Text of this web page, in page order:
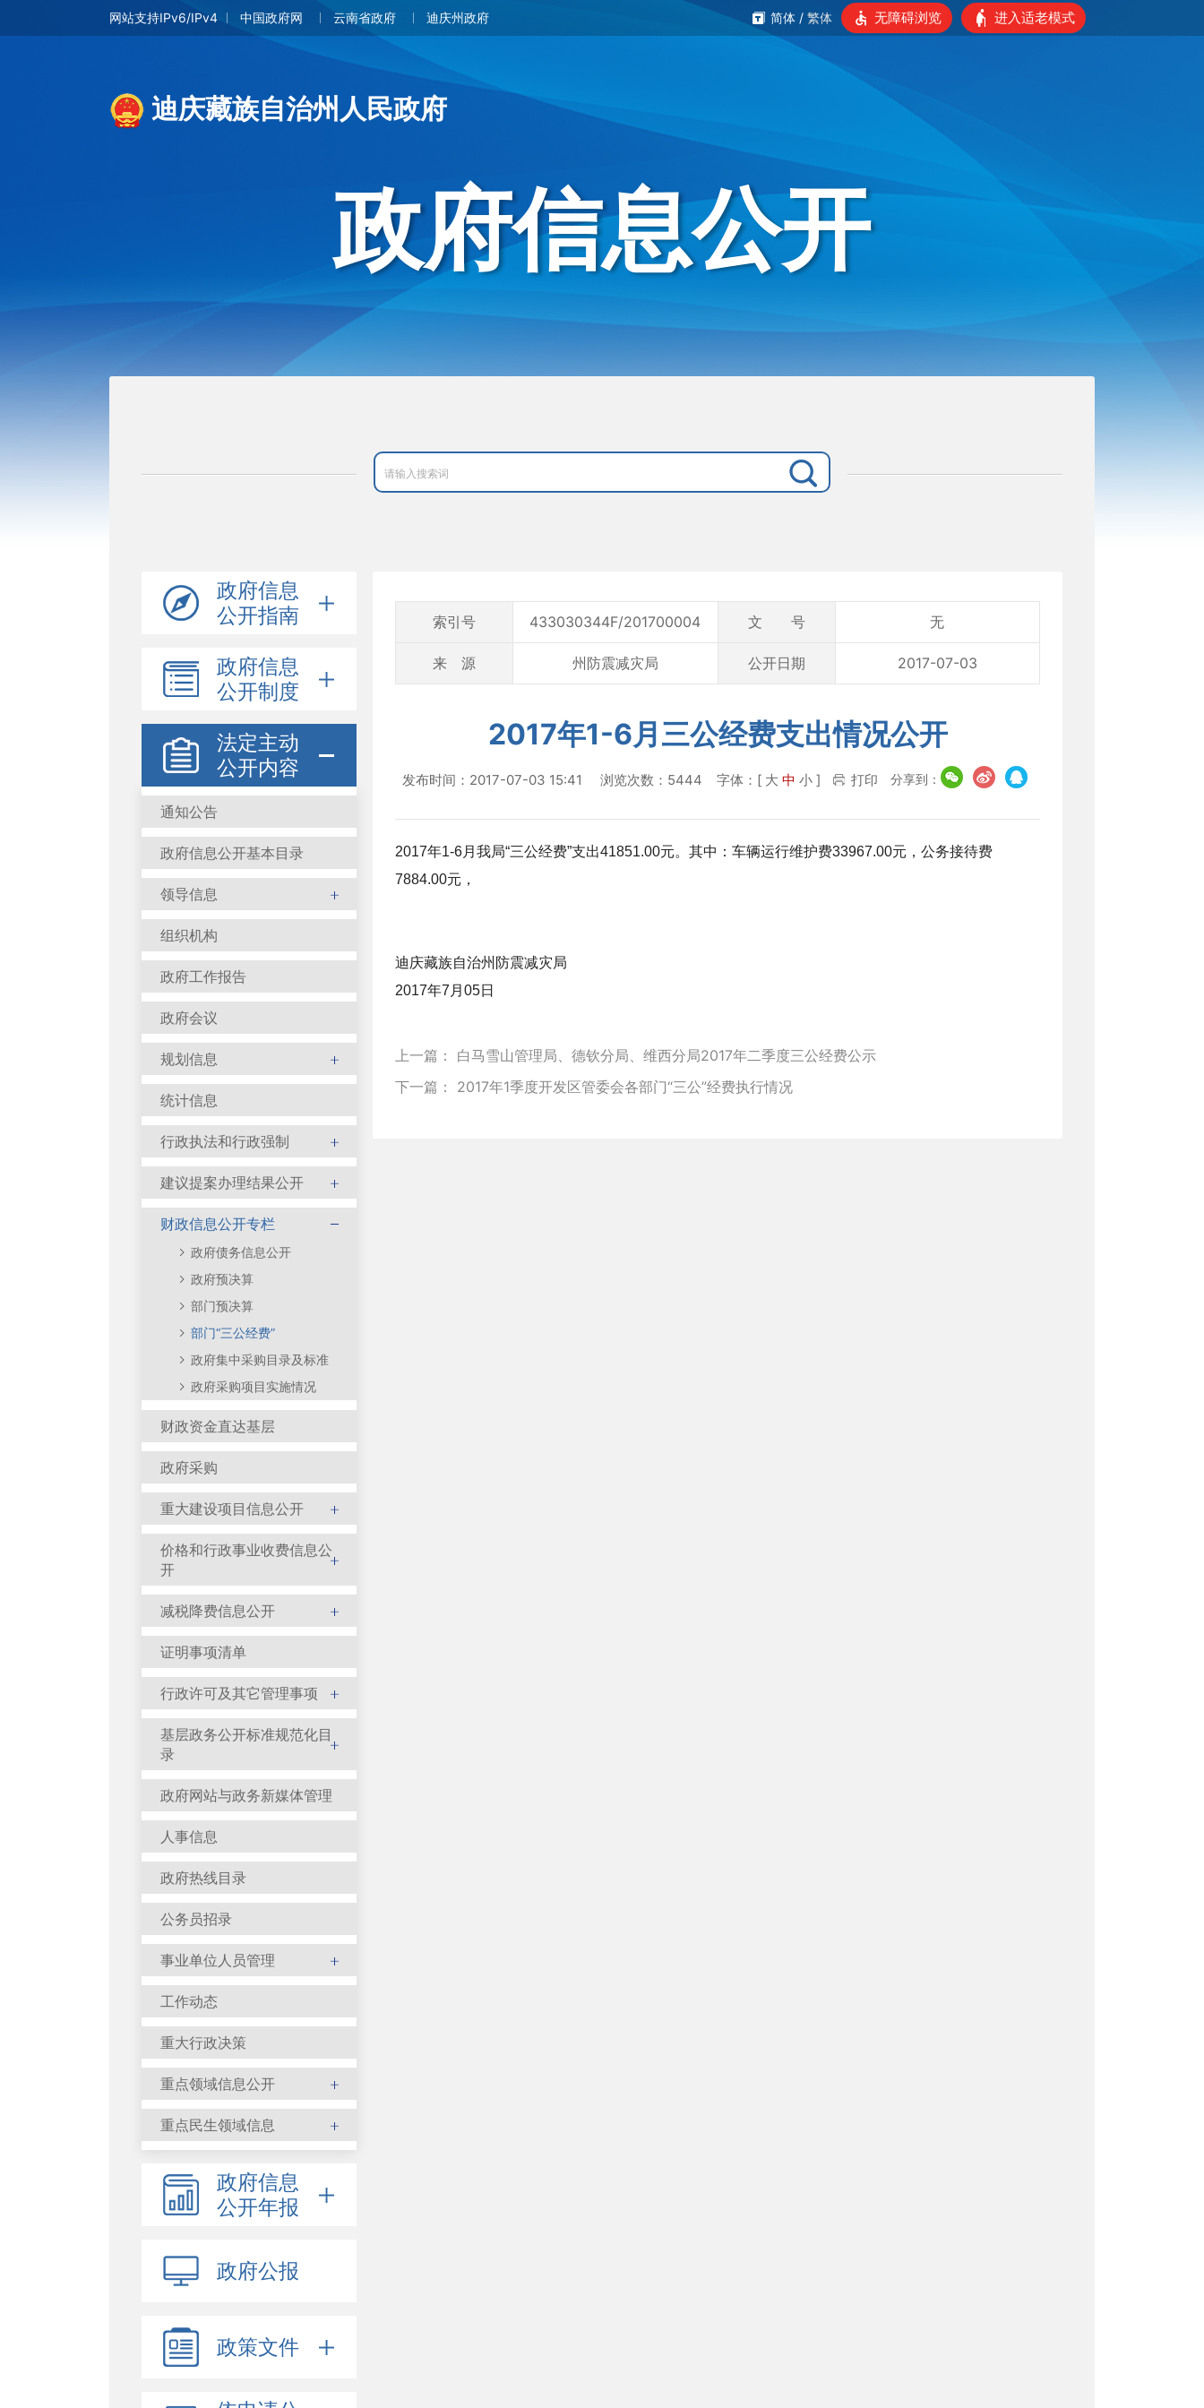
网站支持IPv6/IPv4 中国政府网 云南省政府 迪庆州政府 简体 / 繁体 无障碍浏览 进入适老模式
迪庆藏族自治州人民政府
政府信息公开
政府信息
公开指南
政府信息
公开制度
法定主动
公开内容
通知公告
政府信息公开基本目录
领导信息
组织机构
政府工作报告
政府会议
规划信息
统计信息
行政执法和行政强制
建议提案办理结果公开
财政信息公开专栏
政府债务信息公开
政府预决算
部门预决算
部门“三公经费”
政府集中采购目录及标准
政府采购项目实施情况
财政资金直达基层
政府采购
重大建设项目信息公开
价格和行政事业收费信息公
开
减税降费信息公开
证明事项清单
行政许可及其它管理事项
基层政务公开标准规范化目
录
政府网站与政务新媒体管理
人事信息
政府热线目录
公务员招录
事业单位人员管理
工作动态
重大行政决策
重点领域信息公开
重点民生领域信息
政府信息
公开年报
政府公报
政策文件
索引号 433030344F/201700004 文 号 无
来 源 州防震减灾局 公开日期 2017-07-03
2017年1-6月三公经费支出情况公开
发布时间：2017-07-03 15:41 浏览次数：5444 字体：[ 大 中 小] 打印 分享到：
2017年1-6月我局“三公经费”支出41851.00元。其中：车辆运行维护费33967.00元，公务接待费
7884.00元，
迪庆藏族自治州防震减灾局
2017年7月05日
上一篇： 白马雪山管理局、德钦分局、维西分局2017年二季度三公经费公示
下一篇： 2017年1季度开发区管委会各部门“三公”经费执行情况